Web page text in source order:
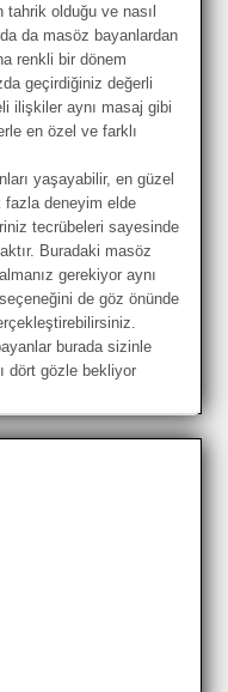
tahrik olduğu ve nasıl
da masöz bayanlardan
renkli bir dönem
geçirdiğiniz değerli
ilişkiler aynı masaj gibi
en özel ve farklı
yaşayabilir, en güzel
fazla deneyim elde
tecrübeleri sayesinde
Buradaki masöz
gerekiyor aynı
de göz önünde
burada sizinle
dört gözle bekliyor